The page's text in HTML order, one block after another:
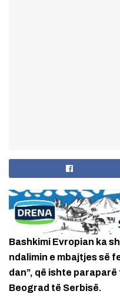
Bashkimi Evropian ka
ndalimin e mbajtjes së
dan”, që ishte
Beograd të Serbisë.